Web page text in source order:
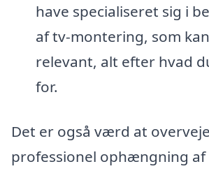
have specialiseret sig i
af tv-montering, som
relevant, alt efter hvad
for.
Det er også værd at
professionel ophængning af